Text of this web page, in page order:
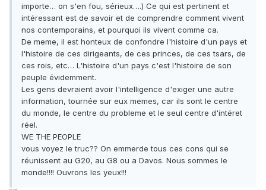
importe… on s'en fou, sérieux….) Ce qui est pertinent et
intéressant est de savoir et de comprendre comment vivent
nos contemporains, et pourquoi ils vivent comme ca.
De meme, il est honteux de confondre l'histoire d'un pays et
l'histoire de ces dirigeants, de ces princes, de ces tsars, de
ces rois, etc… L'histoire d'un pays c'est l'histoire de son
peuple évidemment.
Les gens devraient avoir l'intelligence d'exiger une autre
information, tournée sur eux memes, car ils sont le centre
du monde, le centre du probleme et le seul centre d'intéret
réel.
WE THE PEOPLE
vous voyez le truc?? On emmerde tous ces cons qui se
réunissent au G20, au G8 ou a Davos. Nous sommes le
monde!!!! Ouvrons les yeux!!!